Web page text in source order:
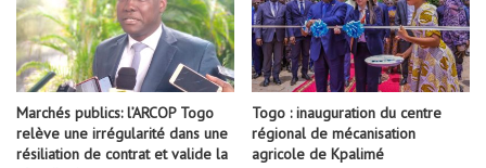
Marchés publics: l’ARCOP Togo
relève une irrégularité dans une
résiliation de contrat et valide la
Togo : inauguration du centre
régional de mécanisation
agricole de Kpalimé